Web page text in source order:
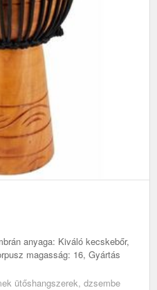
anyaga: Kiváló kecskebőr,
magasság: 16, Gyártás
ütőshangszerek, dzsembe